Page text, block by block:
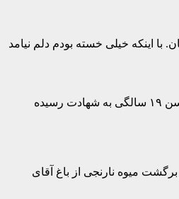
اینکه خیلی خسته بودم دلم نیامد
لذا تصمیم گرفتم تا او را به منزلش که حدود ۲۰ دقیقه با شهر قیر فاصله داشت برسانم . در میان صحبت هایش پی بردم که فرزندش در جبهه های نبرد حق علیه باطل در سن ۱۹ سالگی به شهادت رسیده
میوه نارنجی از باغ آقای